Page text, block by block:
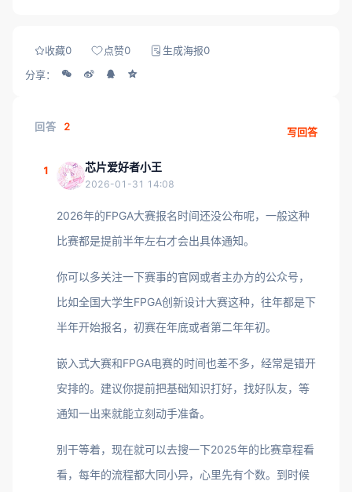
收藏0 点赞0 生成海报0
分享：
回答 2 写回答
1 芯片爱好者小王
2026-01-31 14:08
2026年的FPGA大赛报名时间还没公布呢，一般这种
比赛都是提前半年左右才会出具体通知。
你可以多关注一下赛事的官网或者主办方的公众号，
比如全国大学生FPGA创新设计大赛这种，往年都是下
半年开始报名，初赛在年底或者第二年年初。
嵌入式大赛和FPGA电赛的时间也差不多，经常是错开
安排的。建议你提前把基础知识打好，找好队友，等
通知一出来就能立刻动手准备。
别干等着，现在就可以去搜一下2025年的比赛章程看
看，每年的流程都大同小异，心里先有个数。到时候